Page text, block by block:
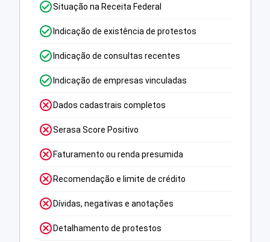
Situação na Receita Federal
Indicação de existência de protestos
Indicação de consultas recentes
Indicação de empresas vinculadas
Dados cadastrais completos
Serasa Score Positivo
Faturamento ou renda presumida
Recomendação e limite de crédito
Dívidas, negativas e anotações
Detalhamento de protestos